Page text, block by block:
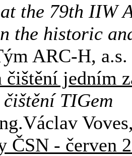
the 79th IIW
the historic
ARC-H,
čištění jedním
TIGem
ČSN - červen